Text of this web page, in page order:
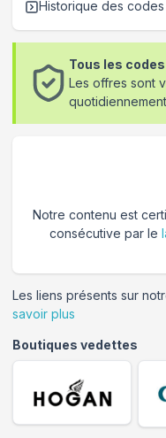
Historique des
Tous les
Les offres sont
Notre contenu est
consécutive par le
Les liens présents sur
savoir plus
Boutiques vedettes